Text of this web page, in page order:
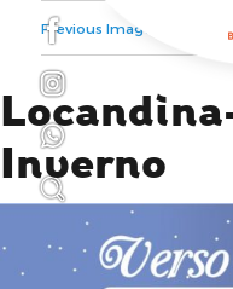
Previous Image Next
Inverno